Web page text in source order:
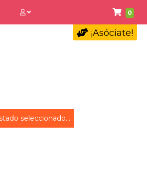
0
¡Asóciate!
seleccionado...